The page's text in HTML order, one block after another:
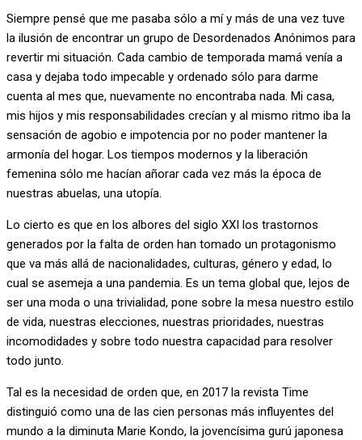
Siempre pensé que me pasaba sólo a mí y más de una vez tuve
la ilusión de encontrar un grupo de Desordenados Anónimos para
revertir mi situación. Cada cambio de temporada mamá venía a
casa y dejaba todo impecable y ordenado sólo para darme
cuenta al mes que, nuevamente no encontraba nada. Mi casa,
mis hijos y mis responsabilidades crecían y al mismo ritmo iba la
sensación de agobio e impotencia por no poder mantener la
armonía del hogar. Los tiempos modernos y la liberación
femenina sólo me hacían añorar cada vez más la época de
nuestras abuelas, una utopía.
Lo cierto es que en los albores del siglo XXI los trastornos
generados por la falta de orden han tomado un protagonismo
que va más allá de nacionalidades, culturas, género y edad, lo
cual se asemeja a una pandemia. Es un tema global que, lejos de
ser una moda o una trivialidad, pone sobre la mesa nuestro estilo
de vida, nuestras elecciones, nuestras prioridades, nuestras
incomodidades y sobre todo nuestra capacidad para resolver
todo junto.
Tal es la necesidad de orden que, en 2017 la revista Time
distinguió como una de las cien personas más influyentes del
mundo a la diminuta Marie Kondo, la jovencísima gurú japonesa